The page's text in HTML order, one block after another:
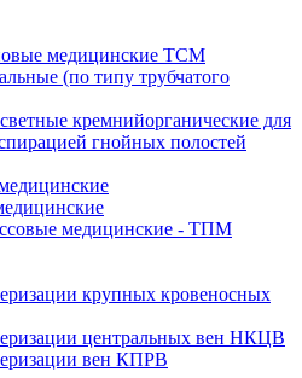
медицинские ТСМ
(по типу трубчатого
кремнийорганические для
гнойных полостей
медицинские - ТПМ
крупных кровеносных
центральных вен НКЦВ
вен КПРВ